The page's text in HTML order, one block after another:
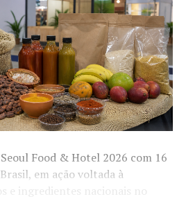
Food & Hotel 2026 com 16
em ação voltada à